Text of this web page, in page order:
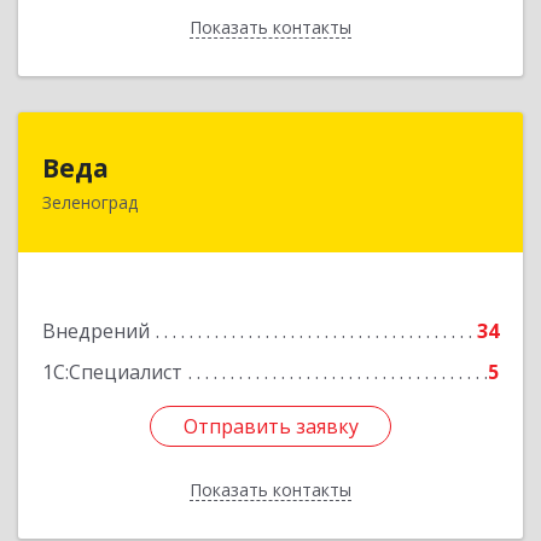
Показать контакты
Назад
Веда
Зеленоград
Внедрений
34
1С:Специалист
5
Отправить заявку
Показать контакты
124683, Москва г, Зеленоград г, корпус 1504,
Отправить заявку
Назад